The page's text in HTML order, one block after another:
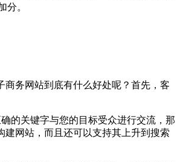
分。
务网站到底有什么好处呢？首先，客
的关键字与您的目标受众进行交流，那
建网站，而且还可以支持其上升到搜索